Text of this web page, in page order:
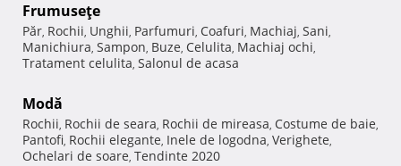
Frumuseţe
Păr, Rochii, Unghii, Parfumuri, Coafuri, Machiaj, Sani,
Manichiura, Sampon, Buze, Celulita, Machiaj ochi,
Tratament celulita, Salonul de acasa
Modă
Rochii, Rochii de seara, Rochii de mireasa, Costume de baie,
Pantofi, Rochii elegante, Inele de logodna, Verighete,
Ochelari de soare, Tendinte 2020